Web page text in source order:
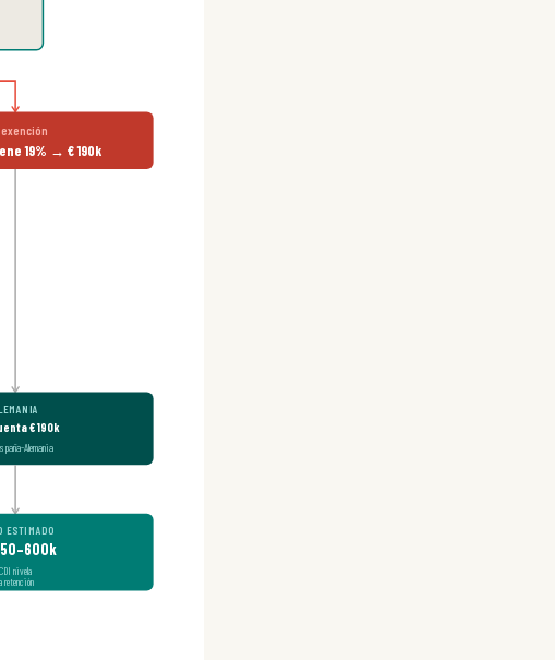
exención
19% → € 190k
€ 190k
Alemania
ESTIMADO
CDI nivela
retención